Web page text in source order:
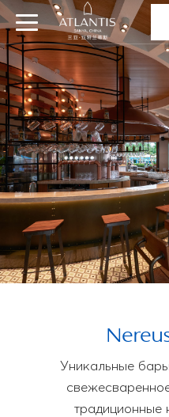
Уникальные
традиционные